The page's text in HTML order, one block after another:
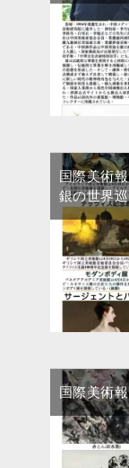
国際美術
銀の世界
国際美術